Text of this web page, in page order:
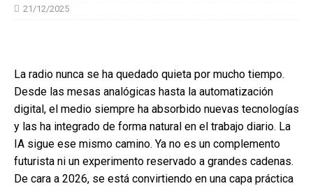
21/12/2025
La radio nunca se ha quedado quieta por mucho tiempo.
Desde las mesas analógicas hasta la automatización
digital, el medio siempre ha absorbido nuevas tecnologías
y las ha integrado de forma natural en el trabajo diario. La
IA sigue ese mismo camino. Ya no es un complemento
futurista ni un experimento reservado a grandes cadenas.
De cara a 2026, se está convirtiendo en una capa práctica